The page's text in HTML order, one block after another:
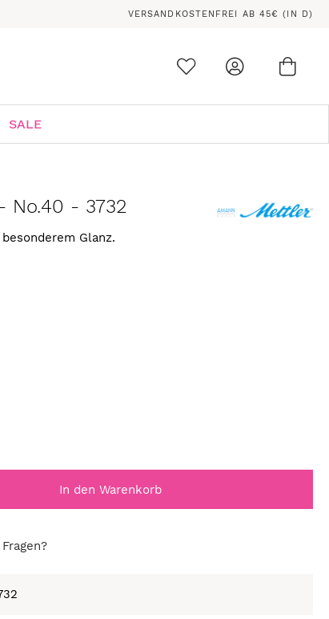
VERSANDKOSTENFREI AB 45€ (IN D)
SALE
No.40 - 3732
Glanz.
In den Warenkorb
Fragen?